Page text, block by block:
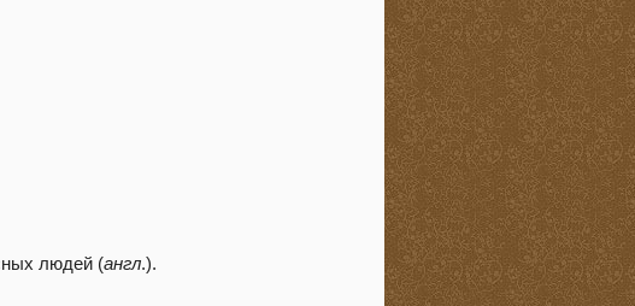
людей (англ.).